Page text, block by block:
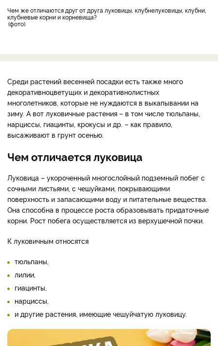
Чем же отличаются друг от друга луковицы, клубнелуковицы, клубни,
клубневые корни и корневища?
фото
Среди растений весенней посадки есть также много
декоративноцветущих и декоративнолистных
многолетников, которые не нуждаются в выкапывании на
зиму. А вот луковичные растения – в том числе тюльпаны,
нарциссы, гиацинты, крокусы и др. – как правило,
высаживают в грунт осенью.
Чем отличается луковица
Луковица – укороченный многослойный подземный побег с
сочными листьями, с чешуйками, покрывающими
поверхность и запасающими воду и питательные вещества.
Она способна в процессе роста образовывать придаточные
корни. Рост побега осуществляется из верхушечной почки.
К луковичным относятся
тюльпаны,
лилии,
гиацинты,
нарциссы,
и другие растения, имеющие чешуйчатую луковицу.